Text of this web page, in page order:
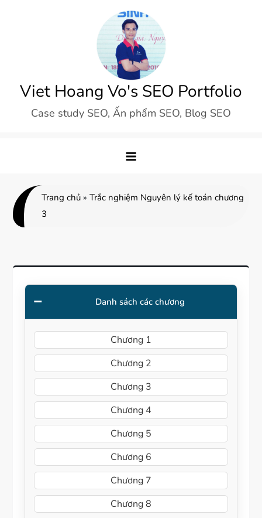
Viet Hoang Vo's SEO Portfolio
Case study SEO, Ấn phẩm SEO, Blog SEO
Trang chủ »Trắc nghiệm Nguyên lý kế toán chương
3
Danh sách các chương
Chương 1
Chương 2
Chương 3
Chương 4
Chương 5
Chương 6
Chương 7
Chương 8